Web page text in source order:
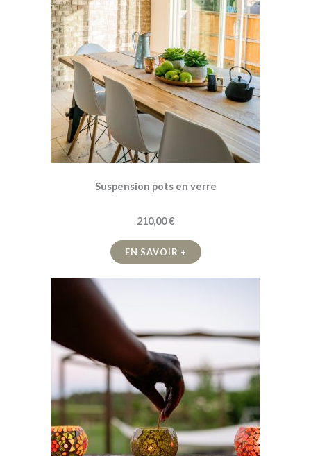
Suspension pots en verre
210,00 €
EN SAVOIR +